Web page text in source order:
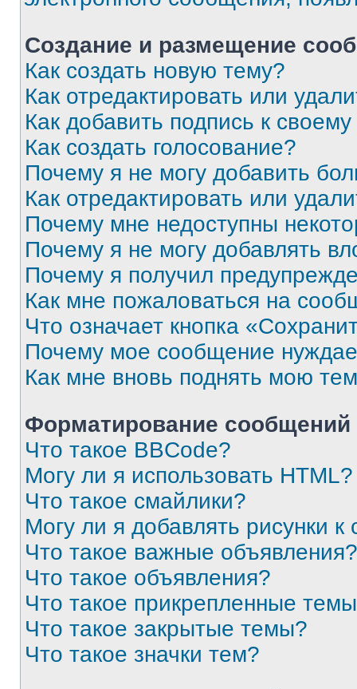
Создание и размещение
Как создать новую тему?
Как отредактировать или
Как добавить подпись к
Как создать голосование?
Почему я не могу добавить
Как отредактировать или
Почему мне недоступны
Почему я не могу добавлять
Почему я получил
Как мне пожаловаться на
Что означает кнопка
Почему мое сообщение
Как мне вновь поднять мою
Форматирование
Что такое BBCode?
Могу ли я использовать HTML?
Что такое смайлики?
Могу ли я добавлять рисунки
Что такое важные объявления?
Что такое объявления?
Что такое прикрепленные
Что такое закрытые темы?
Что такое значки тем?